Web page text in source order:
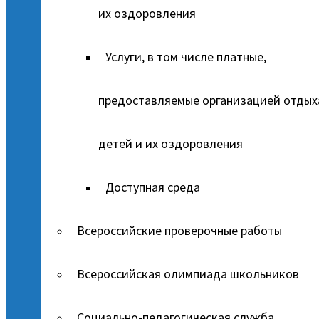
их оздоровления
Услуги, в том числе платные,
предоставляемые организацией
детей и их оздоровления
Доступная среда
Всероссийские проверочные работы
Всероссийская олимпиада школьников